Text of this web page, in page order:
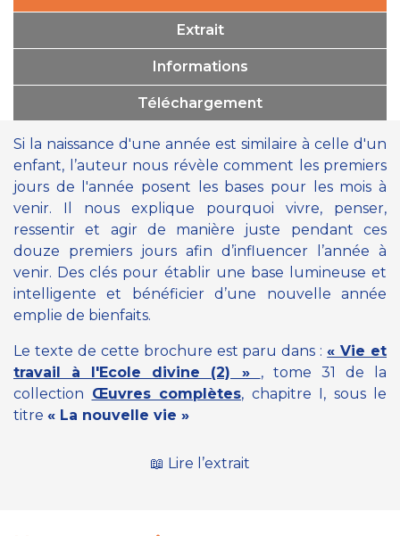
Extrait
Informations
Téléchargement
Si la naissance d'une année est similaire à celle d'un
enfant, l’auteur nous révèle comment les premiers
jours de l'année posent les bases pour les mois à
venir. Il nous explique pourquoi vivre, penser,
ressentir et agir de manière juste pendant ces
douze premiers jours afin d’influencer l’année à
venir. Des clés pour établir une base lumineuse et
intelligente et bénéficier d’une nouvelle année
emplie de bienfaits.
Le texte de cette brochure est paru dans :« Vie et
travail à l'Ecole divine (2) » , tome 31 de la
collection Œuvres complètes, chapitre I, sous le
titre « La nouvelle vie »
📖 Lire l’extrait